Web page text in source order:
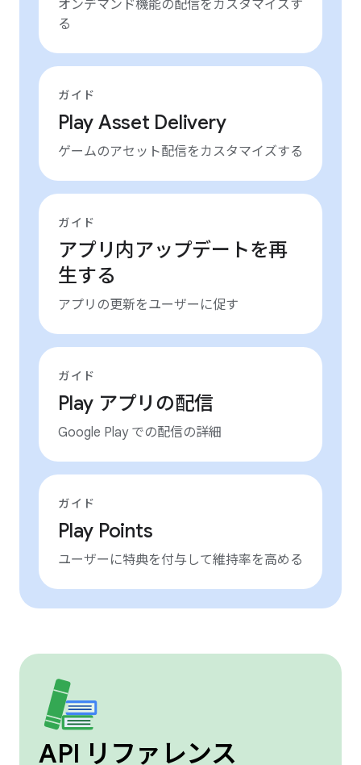
オンデマンド機能の配信をカスタマイズす
る
ガイド
Play Asset Delivery
ゲームのアセット配信をカスタマイズする
ガイド
アプリ内アップデートを再
生する
アプリの更新をユーザーに促す
ガイド
Play アプリの配信
Google Play での配信の詳細
ガイド
Play Points
ユーザーに特典を付与して維持率を高める
API リファレンス